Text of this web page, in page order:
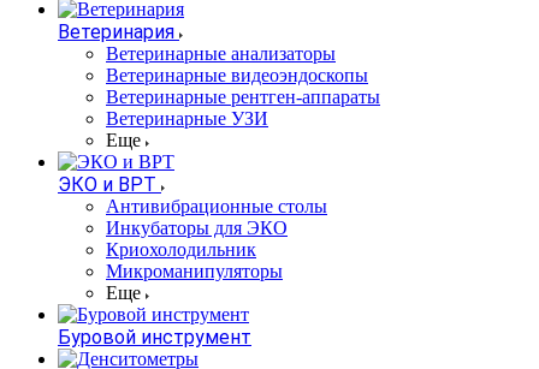
Ветеринария
Ветеринарные анализаторы
Ветеринарные видеоэндоскопы
Ветеринарные рентген-аппараты
Ветеринарные УЗИ
Еще
ЭКО и ВРТ
Антивибрационные столы
Инкубаторы для ЭКО
Криохолодильник
Микроманипуляторы
Еще
Буровой инструмент